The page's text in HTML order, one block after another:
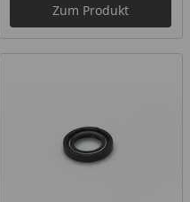
Zum Produkt